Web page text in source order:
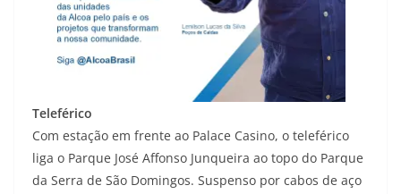
Teleférico
Com estação em frente ao Palace Casino, o teleférico
liga o Parque José Affonso Junqueira ao topo do Parque
da Serra de São Domingos. Suspenso por cabos de aço